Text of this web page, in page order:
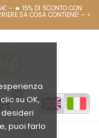
su OK,
puoi farlo
Donna